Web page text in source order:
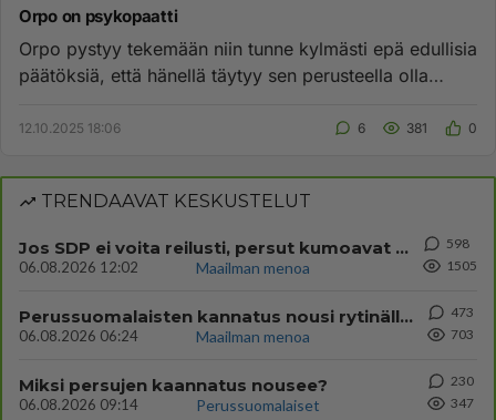
Orpo on psykopaatti
Orpo pystyy tekemään niin tunne kylmästi epä edullisia
päätöksiä, että hänellä täytyy sen perusteella olla
12.10.2025 18:06 6 381 0
TRENDAAVAT KESKUSTELUT
Jos SDP ei voita reilusti, persut kumoavat demokratian Suomesta
06.08.2026 12:02 Maailman menoa
598
1505
Perussuomalaisten kannatus nousi rytinällä Ylen tänään julkaisemassa tuoreimmassa gallup-kyselyssä.
06.08.2026 06:24 Maailman menoa
473
703
Miksi persujen kaannatus nousee?
06.08.2026 09:14 Perussuomalaiset
230
347